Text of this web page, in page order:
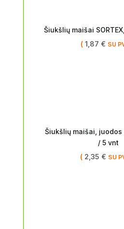
Šiukšlių maišai
( 1,87 € SU
Šiukšlių maišai,
/ 5 vnt
( 2,35 € SU